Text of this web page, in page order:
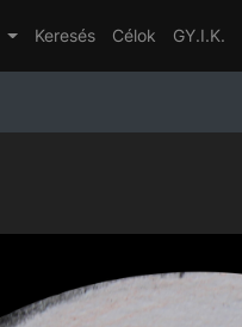
Keresés Célok GY.I.K.